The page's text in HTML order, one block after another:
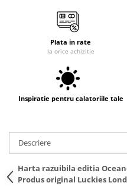
Plata in rate
la orice achizitie
Inspiratie pentru calatoriile tale
Descriere
Harta razuibila editia
Produs original Luckies